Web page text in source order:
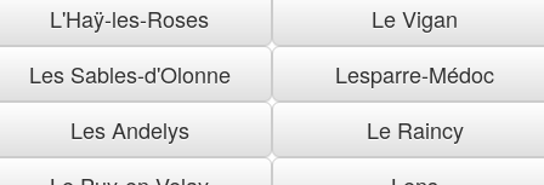
L'Haÿ-les-Roses
Le Vigan
Les Sables-d'Olonne
Lesparre-Médoc
Les Andelys
Le Raincy